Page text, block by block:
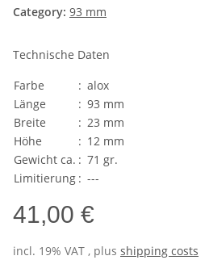
Category: 93 mm
Technische Daten
Farbe
: alox
Länge
: 93 mm
Breite
: 23 mm
Höhe
: 12 mm
Gewicht ca. : 71 gr.
Limitierung : ---
41,00 €
incl. 19% VAT , plus shipping costs